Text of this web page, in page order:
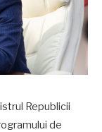
Republicii
de